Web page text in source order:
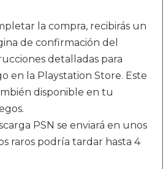
la compra, recibirás un
de confirmación del
detalladas para
en la Playstation Store. Este
disponible en tu
PSN se enviará en unos
raros podría tardar hasta 4